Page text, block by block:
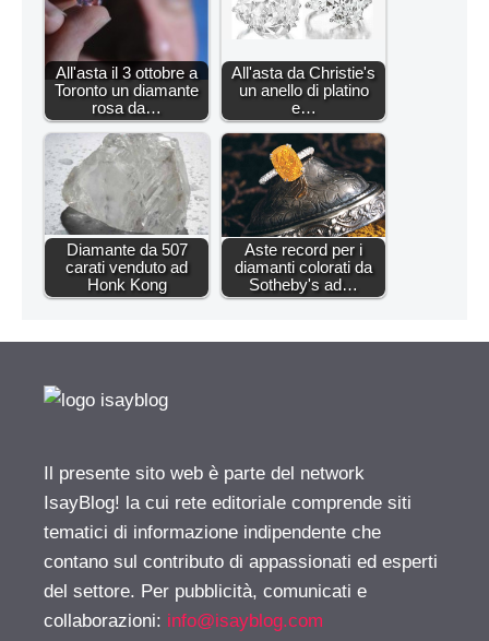
All'asta il 3 ottobre a
Toronto un diamante
rosa da…
All'asta da Christie's
un anello di platino
e…
Diamante da 507
carati venduto ad
Honk Kong
Aste record per i
diamanti colorati da
Sotheby's ad…
Il presente sito web è parte del network
IsayBlog! la cui rete editoriale comprende siti
tematici di informazione indipendente che
contano sul contributo di appassionati ed esperti
del settore. Per pubblicità, comunicati e
collaborazioni: info@isayblog.com